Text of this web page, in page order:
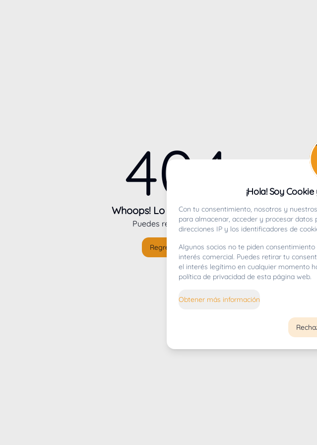
404
Whoops! Lo sentimos mucho.
Puedes regresar alinicio
Regresar al inicio
¡Hola! Soy
Con tu consentimiento, nosotros y
para almacenar, acceder y procesar
direcciones IP y los identificadores de
Algunos socios no te piden
interés comercial. Puedes retirar tu
el interés legítimo en cualquier momento
política de privacidad de esta página web.
Obtener más información